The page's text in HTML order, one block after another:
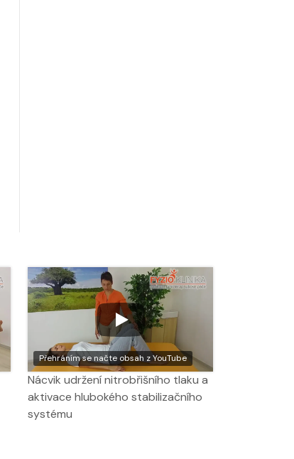
Přehráním se načte obsah z YouTube
Nácvik udržení nitrobřišního tlaku a
aktivace hlubokého stabilizačního
systému